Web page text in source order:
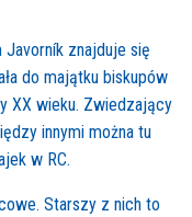
znajduje się
do majątku biskupów
XX wieku. Zwiedzający
innymi można tu
w RC.
Starszy z nich to